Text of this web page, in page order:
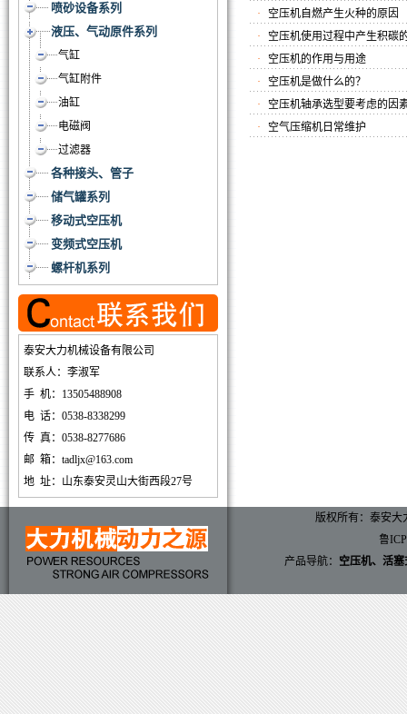
喷砂设备系列
液压、气动原件系列
气缸
气缸附件
油缸
电磁阀
过滤器
各种接头、管子
储气罐系列
移动式空压机
变频式空压机
螺杆机系列
泰安大力机械设备有限公司
联系人：李淑军
手 机：13505488908
电 话：0538-8338299
传 真：0538-8277686
邮 箱：tadljx@163.com
地 址：山东泰安灵山大街西段27号
·
空压机自燃产生火种的原因
·
空压机使用过程中产生积碳
·
空压机的作用与用途
·
空压机是做什么的？
·
空压机轴承选型要考虑的因
·
空气压缩机日常维护
版权所有：泰安大
鲁
产品导航：
空压机、 活塞